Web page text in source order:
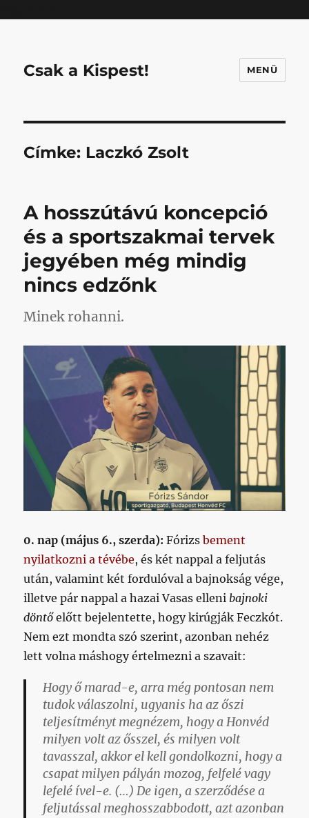
Csak a Kispest! MENÜ
Címke: Laczkó Zsolt
A hosszútávú koncepció
és a sportszakmai tervek
jegyében még mindig
nincs edzőnk
Minek rohanni.
0. nap (május 6., szerda): Fórizsbement
nyilatkozni a tévébe, és két nappal a feljutás
után, valamint két fordulóval a bajnokság vége,
illetve pár nappal a hazai Vasas elleni bajnoki
döntőelőtt bejelentette, hogy kirúgják Feczkót.
Nem ezt mondta szó szerint, azonban nehéz
lett volna máshogy értelmezni a szavait:
Hogy ő marad-e, arra még pontosan nem
tudok válaszolni, ugyanis ha az őszi
teljesítményt megnézem, hogy a Honvéd
milyen volt az ősszel, és milyen volt
tavasszal, akkor el kell gondolkozni, hogy a
csapat milyen pályán mozog, felfelé vagy
lefelé ível-e. (…) De igen, a szerződése a
feljutással meghosszabbodott, azt azonban